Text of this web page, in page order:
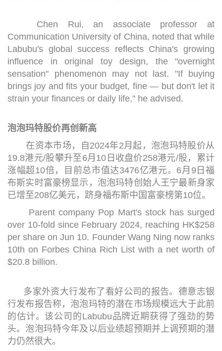
Chen Rui, an associate professor at
Communication University of China, noted that while
Labubu's global success reflects China's growing
influence in original toy design, the "overnight
sensation" phenomenon may not last. "If buying
brings joy and fits your budget, fine — but don't let it
strain your finances or daily life," he advised.
泡泡玛特股价再创新高
在资本市场，自2024年2月起，泡泡玛特股价从
19.8港元/股攀升至6月10日收盘价258港元/股，累计
涨幅超10倍，目前总市值达3476亿港元。6月9日福
布斯实时富豪榜显示，泡泡玛特创始人王宁最新身家
已增至208亿美元，跻身福布斯中国富豪榜第10位。
Parent company Pop Mart's stock has surged
over 10-fold since February 2024, reaching HK$258
per share on Jun 10. Founder Wang Ning now ranks
10th on Forbes China Rich List with a net worth of
$20.8 billion.
多家外资大行发布了看好公司的报告。德意志银
行发布报告称，泡泡玛特的潜在市场规模远大于此前
的估计。该公司的Labubu品牌近期获得了强劲的势
头。泡泡玛特今年及以后业绩超预期并上调预期的潜
力仍然很大。